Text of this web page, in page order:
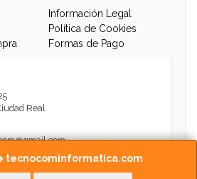
tecnocominformatica.com
Información Legal
Política de Cookies
Formas de Pago
Real